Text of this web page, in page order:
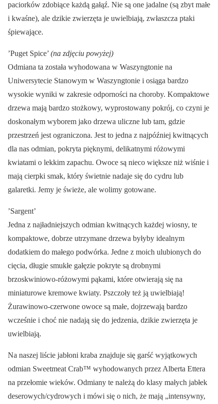
paciorków zdobiące każdą gałąź. Nie są one jadalne (są zbyt małe
i kwaśne), ale dzikie zwierzęta je uwielbiają, zwłaszcza ptaki
śpiewające.
’Puget Spice’ (na zdjęciu powyżej)
Odmiana ta została wyhodowana w Waszyngtonie na
Uniwersytecie Stanowym w Waszyngtonie i osiąga bardzo
wysokie wyniki w zakresie odporności na choroby. Kompaktowe
drzewa mają bardzo stożkowy, wyprostowany pokrój, co czyni je
doskonałym wyborem jako drzewa uliczne lub tam, gdzie
przestrzeń jest ograniczona. Jest to jedna z najpóźniej kwitnących
dla nas odmian, pokryta pięknymi, delikatnymi różowymi
kwiatami o lekkim zapachu. Owoce są nieco większe niż wiśnie i
mają cierpki smak, który świetnie nadaje się do cydru lub
galaretki. Jemy je świeże, ale wolimy gotowane.
’Sargent’
Jedna z najładniejszych odmian kwitnących każdej wiosny, te
kompaktowe, dobrze utrzymane drzewa byłyby idealnym
dodatkiem do małego podwórka. Jedne z moich ulubionych do
cięcia, długie smukłe gałęzie pokryte są drobnymi
brzoskwiniowo-różowymi pąkami, które otwierają się na
miniaturowe kremowe kwiaty. Pszczoły też ją uwielbiają!
Żurawinowo-czerwone owoce są małe, dojrzewają bardzo
wcześnie i choć nie nadają się do jedzenia, dzikie zwierzęta je
uwielbiają.
Na naszej liście jabłoni kraba znajduje się garść wyjątkowych
odmian Sweetmeat Crab™ wyhodowanych przez Alberta Ettera
na przełomie wieków. Odmiany te należą do klasy małych jabłek
deserowych/cydrowych i mówi się o nich, że mają „intensywny,